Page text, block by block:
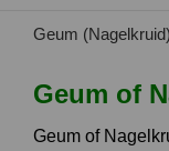
Catalogus
Geum (Nagelkruid)
Geum of
Geum of